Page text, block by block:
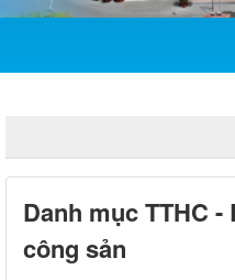
Danh mục TTHC
công sản